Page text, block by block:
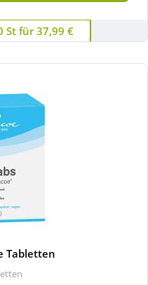
St für 37,99 €
Tabletten